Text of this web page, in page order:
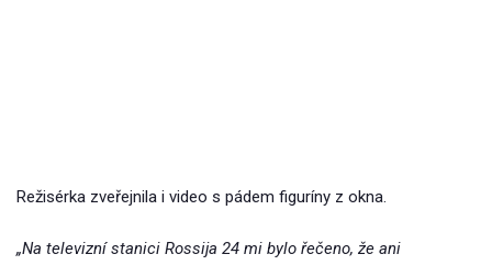
Režisérka zveřejnila i video s pádem figuríny z okna.
„Na televizní stanici Rossija 24 mi bylo řečeno, že ani